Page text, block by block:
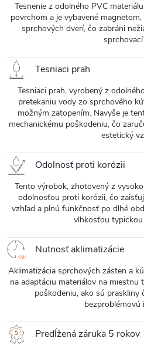
Tesnenie z odolného PVC
povrchom a je vybavené
sprchových dverí, čo zabráni
Tesniaci prah
Tesniaci prah, vyrobený z
pretekaniu vody zo sprchového
možným zatopením. Navyše je
mechanickému poškodeniu, čo
estetický
Odolnosť proti korózii
Tento výrobok, zhotovený z
odolnosťou proti korózii, čo
vzhľad a plnú funkčnosť po dlhé
vlhkosťou typickou
Nutnosť aklimatizácie
Aklimatizácia sprchových zásten a
na adaptáciu materiálov na
poškodeniu, ako sú praskliny
bezproblémovú
Predĺžená záruka 5 rokov